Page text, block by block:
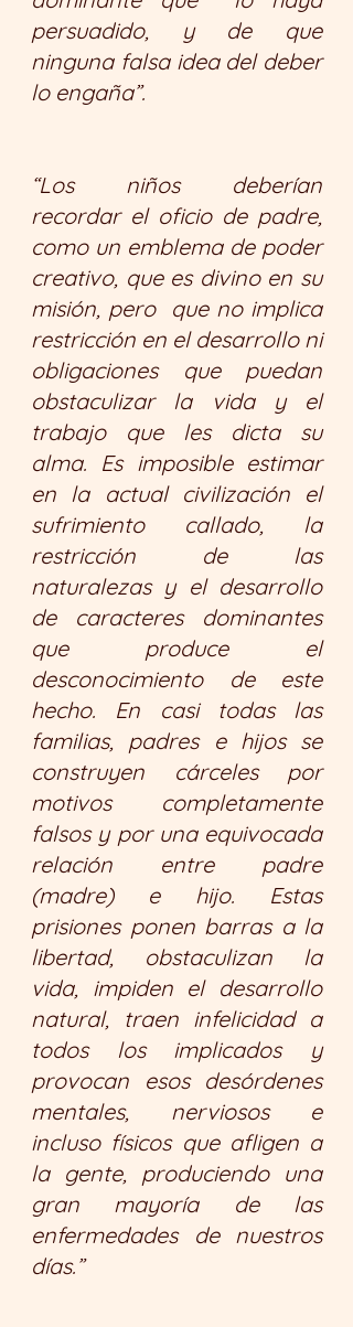
persuadido, y de que
ninguna falsa idea del deber
lo engaña”.
“Los niños deberían
recordar el oficio de padre,
como un emblema de poder
creativo, que es divino en su
misión, pero  que no implica
restricción en el desarrollo ni
obligaciones que puedan
obstaculizar la vida y el
trabajo que les dicta su
alma. Es imposible estimar
en la actual civilización el
sufrimiento callado, la
restricción de las
naturalezas y el desarrollo
de caracteres dominantes
que produce el
desconocimiento de este
hecho. En casi todas las
familias, padres e hijos se
construyen cárceles por
motivos completamente
falsos y por una equivocada
relación entre padre
(madre) e hijo. Estas
prisiones ponen barras a la
libertad, obstaculizan la
vida, impiden el desarrollo
natural, traen infelicidad a
todos los implicados y
provocan esos desórdenes
mentales, nerviosos e
incluso físicos que afligen a
la gente, produciendo una
gran mayoría de las
enfermedades de nuestros
días.”